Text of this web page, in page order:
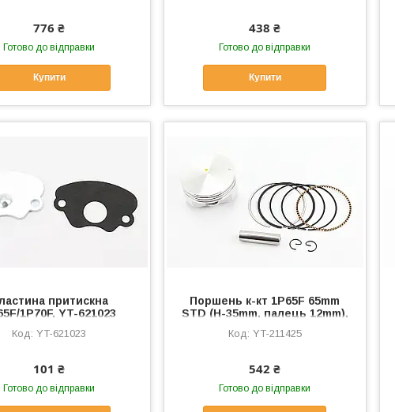
776 ₴
Готово до відправки
Купити
438 ₴
Готово до відправки
Купити
притискна
1P70F, YT-621023
YT-621023
101 ₴
Готово до відправки
Поршень к-кт 1P65F 65mm
STD (H-35mm, палець 12mm),
YT-211425
542 ₴
Готово до відправки